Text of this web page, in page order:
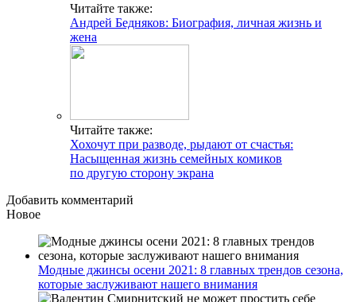
Читайте также:
Андрей Бедняков: Биография, личная жизнь и
жена
Читайте также:
Хохочут при разводе, рыдают от счастья:
Насыщенная жизнь семейных комиков
по другую сторону экрана
Добавить комментарий
Новое
Модные джинсы осени 2021: 8 главных трендов сезона,
которые заслуживают нашего внимания